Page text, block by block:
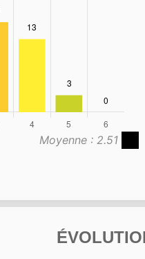
Moyenne : 2.51